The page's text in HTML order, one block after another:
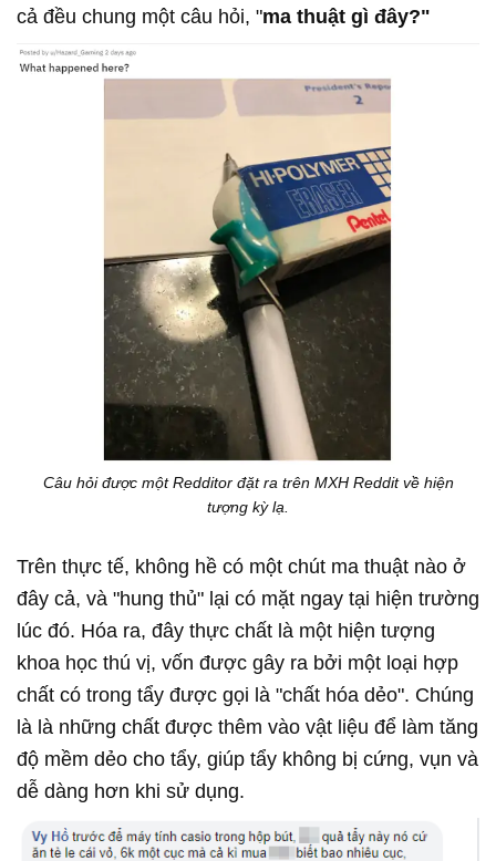
cả đều chung một câu hỏi, "ma thuật gì đây?"
Câu hỏi được một Redditor đặt ra trên MXH Reddit về hiện
tượng kỳ lạ.
Trên thực tế, không hề có một chút ma thuật nào ở
đây cả, và "hung thủ" lại có mặt ngay tại hiện trường
lúc đó. Hóa ra, đây thực chất là một hiện tượng
khoa học thú vị, vốn được gây ra bởi một loại hợp
chất có trong tẩy được gọi là "chất hóa dẻo". Chúng
là là những chất được thêm vào vật liệu để làm tăng
độ mềm dẻo cho tẩy, giúp tẩy không bị cứng, vụn và
dễ dàng hơn khi sử dụng.